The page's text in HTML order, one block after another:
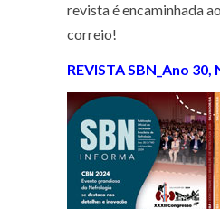
revista é encaminhada
correio!
REVISTA SBN_Ano 30,